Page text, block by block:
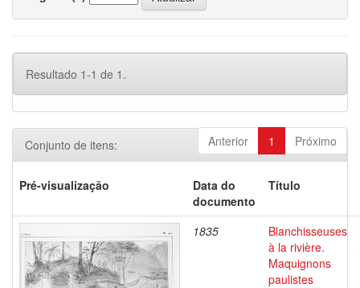
Resultado 1-1 de 1.
Anterior 1 Próximo
Conjunto de itens:
Pré-visualização
Data do
documento
Título
1835
Blanchisseuses
à la rivière.
Maquignons
paulistes